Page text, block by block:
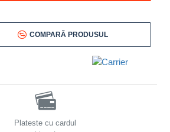
COMPARĂ PRODUSUL
Plateste cu cardul